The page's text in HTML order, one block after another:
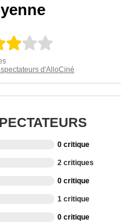
d'AlloCiné
0 critique
2 critiques
0 critique
1 critique
0 critique